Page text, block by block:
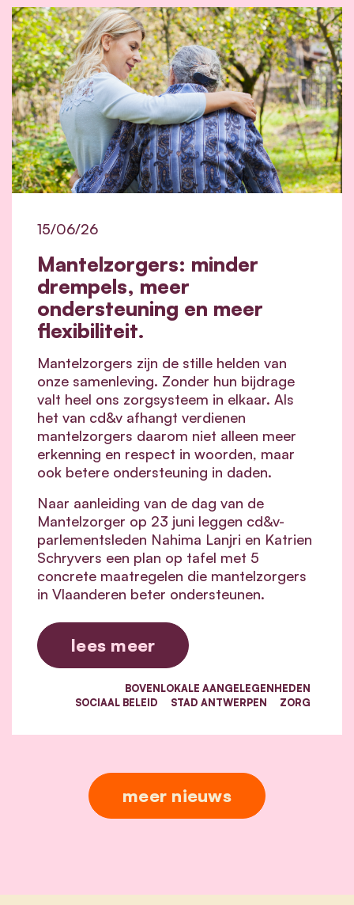
Mantelzorgers: minder
drempels, meer
ondersteuning en meer
flexibiliteit.
15/06/26
Mantelzorgers zijn de stille helden van
onze samenleving. Zonder hun bijdrage
valt heel ons zorgsysteem in elkaar. Als
het van cd&v afhangt verdienen
mantelzorgers daarom niet alleen meer
erkenning en respect in woorden, maar
ook betere ondersteuning in daden.
Naar aanleiding van de dag van de
Mantelzorger op 23 juni leggen cd&v-
parlementsleden Nahima Lanjri en Katrien
Schryvers een plan op tafel met 5
concrete maatregelen die mantelzorgers
in Vlaanderen beter ondersteunen.
lees meer
BOVENLOKALE AANGELEGENHEDEN
SOCIAAL BELEID
STAD ANTWERPEN ZORG
meer nieuws